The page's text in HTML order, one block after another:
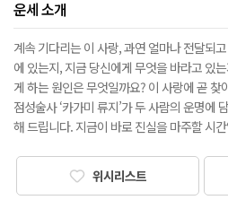
운세 소개
계속 기다리는 이 사랑, 과연 얼마나 전달되
에 있는지, 지금 당신에게 무엇을 바라고 있
게 하는 원인은 무엇일까요? 이 사랑에 곧 찾
점성술사 ‘카가미 류지’가 두 사람의 운명에
해 드립니다. 지금이 바로 진실을 마주할 시
위시리스트